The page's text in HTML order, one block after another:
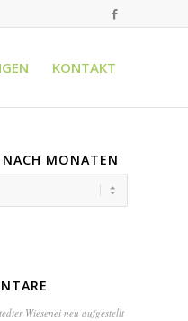
KONTAKT
NACH MONATEN
Wiesenei neu aufgestellt